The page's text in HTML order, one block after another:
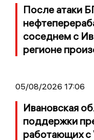
После атаки
соседнем с
регионе
05/08/2026 17:06
Ивановская
поддержки
работающих с